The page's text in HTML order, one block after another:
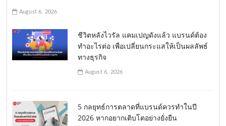
August 6, 2026
ชีวิตหลังไวรัล แคมเปญดังแล้ว แบรนด์ต้อง
ทำอะไรต่อ เพื่อเปลี่ยนกระแสให้เป็นผลลัพธ์
ทางธุรกิจ
August 6, 2026
5 กลยุทธ์การตลาดที่แบรนด์ควรทำในปี
2026 หากอยากเติบโตอย่างยั่งยืน